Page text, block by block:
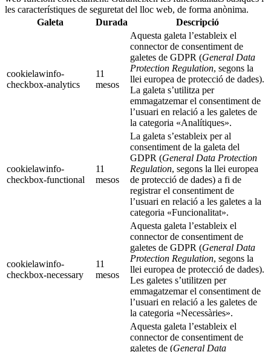
les característiques de seguretat del lloc web, de forma anònima.
Galeta
Durada Descripció
cookielawinfo-
checkbox-analytics
11
mesos
Aquesta galeta l’estableix el
connector de consentiment de
galetes de GDPR (General Data
Protection Regulation, segons la
llei europea de protecció de dades).
La galeta s’utilitza per
emmagatzemar el consentiment de
l’usuari en relació a les galetes de
la categoria «Analítiques».
cookielawinfo-
checkbox-functional
11
mesos
La galeta s’estableix per al
consentiment de la galeta del
GDPR (General Data Protection
Regulation, segons la llei europea
de protecció de dades) a fi de
registrar el consentiment de
l’usuari en relació a les galetes a la
categoria «Funcionalitat».
cookielawinfo-
checkbox-necessary
11
mesos
Aquesta galeta l’estableix el
connector de consentiment de
galetes de GDPR (General Data
Protection Regulation, segons la
llei europea de protecció de dades).
Les galetes s’utilitzen per
emmagatzemar el consentiment de
l’usuari en relació a les galetes de
la categoria «Necessàries».
Aquesta galeta l’estableix el
connector de consentiment de
galetes de (General Data